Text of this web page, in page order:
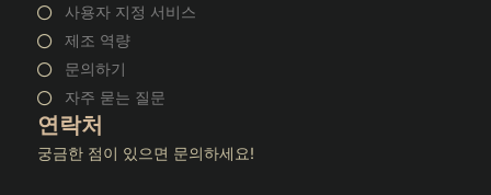
사용자 지정 서비스
제조 역량
문의하기
자주 묻는 질문
연락처
궁금한 점이 있으면 문의하세요!